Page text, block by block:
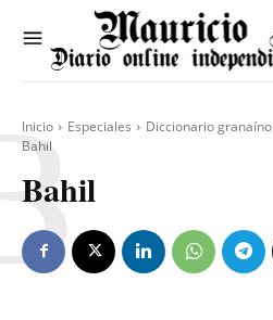
Inicio Especiales Diccionario granaíno
Bahil
Bahil